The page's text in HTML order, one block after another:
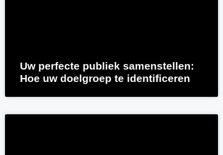
Uw perfecte publiek samenstellen:
Hoe uw doelgroep te identificeren